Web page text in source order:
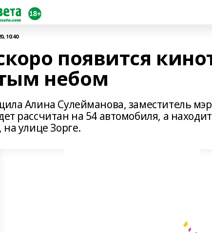
10:40
появится
небом
Алина Сулейманова, заместитель
рассчитан на 54 автомобиля, а
на улице Зорге.